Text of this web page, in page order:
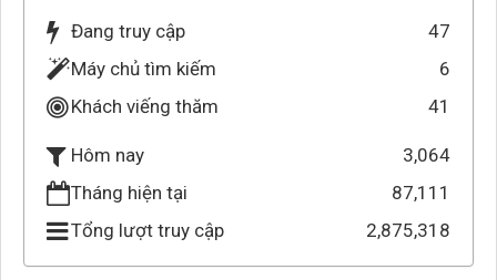
Đang truy cập
47
Máy chủ tìm kiếm
6
Khách viếng thăm
41
Hôm nay
3,064
Tháng hiện tại
87,111
Tổng lượt truy cập
2,875,318